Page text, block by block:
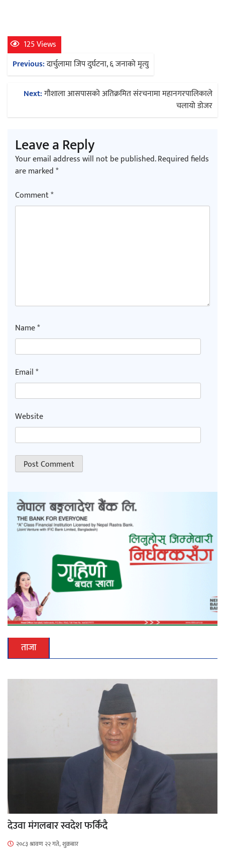
‘दुर्गा’ निर्माण गर्दै सम्राट
चलचित्र ‘माया भनेकै यस्तो होला’को शीर्ष गीत
125 Views
Post
navigation
Previous:दार्चुलामा जिप दुर्घटना, ६ जनाको मृत्यु
Next:गौशाला आसपासको अतिक्रमित संरचनामा महानगरपालिकाले
चलायो डोजर
Leave a Reply
Your email address will not be published.Required fields
are marked*
Comment*
Name*
Email*
Website
ताजा
देउवा मंगलबार स्वदेश फर्किंदै
२०८३ श्रावण २२ गते, शुक्रबार